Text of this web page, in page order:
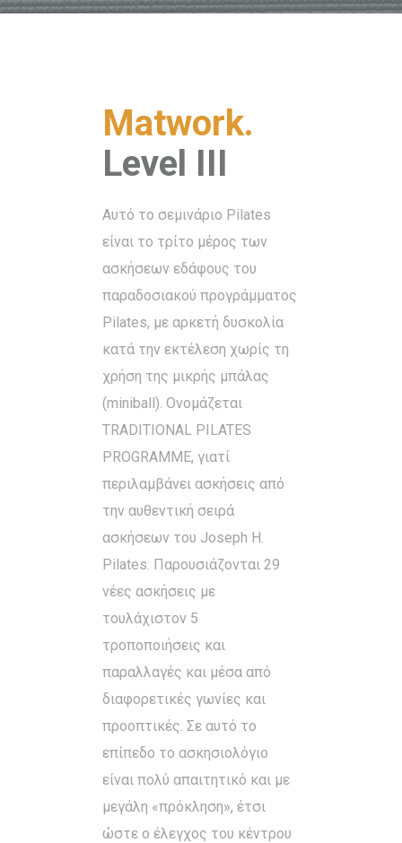
Matwork.
Level III
Αυτό το σεμινάριο Pilates
είναι το τρίτο μέρος των
ασκήσεων εδάφους του
παραδοσιακού προγράμματος
Pilates, με αρκετή δυσκολία
κατά την εκτέλεση χωρίς τη
χρήση της μικρής μπάλας
(miniball). Ονομάζεται
TRADITIONAL PILATES
PROGRAMME, γιατί
περιλαμβάνει ασκήσεις από
την αυθεντική σειρά
ασκήσεων του Joseph H.
Pilates. Παρουσιάζονται 29
νέες ασκήσεις με
τουλάχιστον 5
τροποποιήσεις και
παραλλαγές και μέσα από
διαφορετικές γωνίες και
προοπτικές. Σε αυτό το
επίπεδο το ασκησιολόγιο
είναι πολύ απαιτητικό και με
μεγάλη «πρόκληση», έτσι
ώστε ο έλεγχος του κέντρου